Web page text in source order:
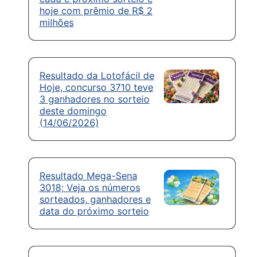
hoje com prêmio de R$ 2
milhões
Resultado da Lotofácil de
Hoje, concurso 3710 teve
3 ganhadores no sorteio
deste domingo
(14/06/2026)
Resultado Mega-Sena
3018; Veja os números
sorteados, ganhadores e
data do próximo sorteio